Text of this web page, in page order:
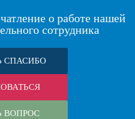
о работе нашей
сотрудника
СПАСИБО
ВОПРОС